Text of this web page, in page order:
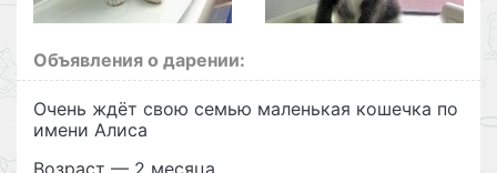
Объявления о дарении:
Очень ждёт свою семью маленькая кошечка по
имени Алиса
Возраст — 2 месяца.